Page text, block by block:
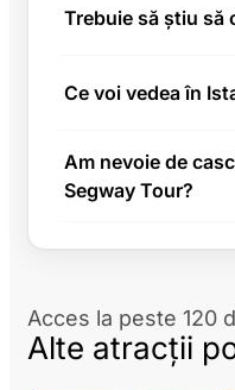
Trebuie să știu să
Ce voi vedea în
Am nevoie de
Segway Tour?
Acces la peste 120
Alte atracții